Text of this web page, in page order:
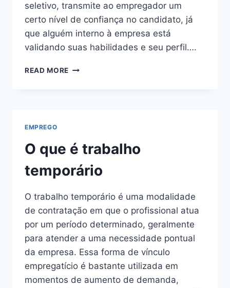
seletivo, transmite ao empregador um
certo nível de confiança no candidato, já
que alguém interno à empresa está
validando suas habilidades e seu perfil….
READ MORE COMO
BOAS
PRÁTICAS
PARA
AUMENTAR
CHANCES
EMPREGO
O que é trabalho
temporário
O trabalho temporário é uma modalidade
de contratação em que o profissional atua
por um período determinado, geralmente
para atender a uma necessidade pontual
da empresa. Essa forma de vínculo
empregatício é bastante utilizada em
momentos de aumento de demanda,